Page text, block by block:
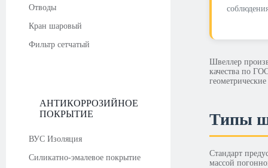
Отводы
Кран шаровый
Фильтр сетчатый
АНТИКОРРОЗИЙНОЕ
ПОКРЫТИЕ
ВУС Изоляция
Силикатно-эмалевое покрытие
Швеллер
качества по
Типы
Стандарт
массой